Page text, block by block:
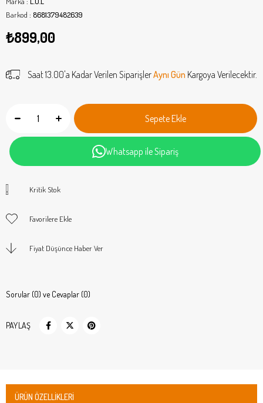
Barkod : 8681379482639
₺899,00
Saat 13.00'a Kadar Verilen SiparişlerAynı Gün Kargoya Verilecektir.
Whatsapp ile Sipariş
Kritik Stok
Favorilere Ekle
Fiyat Düşünce Haber Ver
Sorular (0) ve Cevaplar (0)
PAYLAŞ
ÜRÜN ÖZELLIKLERI